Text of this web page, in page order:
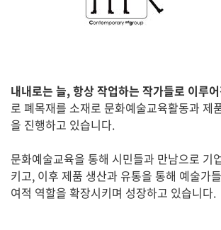
내내로는 늘, 항상 작업하는 작가들로 이루
로 폐목재를 소재로 문화예술교육활동과 제
을 진행하고 있습니다.
문화예술교육을 통해 시민들과 만남으로 기
키고, 이후 제품 생산과 유통을 통해 예술가
여적 역할을 확장시키며 성장하고 있습니다.